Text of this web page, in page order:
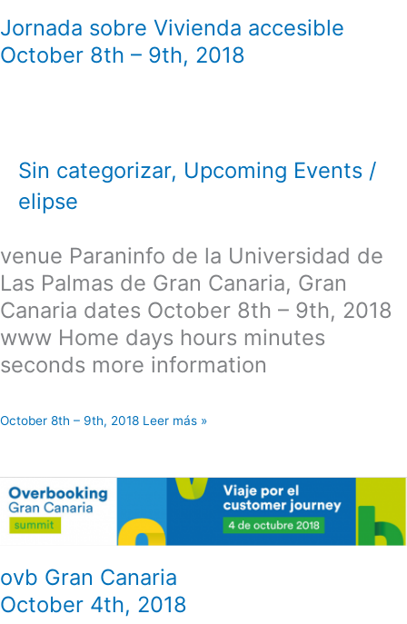
Jornada sobre Vivienda accesible
October 8th – 9th, 2018
Sin categorizar, Upcoming Events /
elipse
venue Paraninfo de la Universidad de
Las Palmas de Gran Canaria, Gran
Canaria dates October 8th – 9th, 2018
www Home days hours minutes
seconds more information
October 8th – 9th, 2018 Leer más »
ovb Gran Canaria
October 4th, 2018
ovb
Gran